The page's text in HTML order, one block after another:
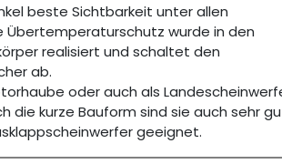
beste Sichtbarkeit unter allen
Übertemperaturschutz wurde in den
realisiert und schaltet den
ab.
oder auch als
die kurze Bauform sind sie auch sehr
geeignet.